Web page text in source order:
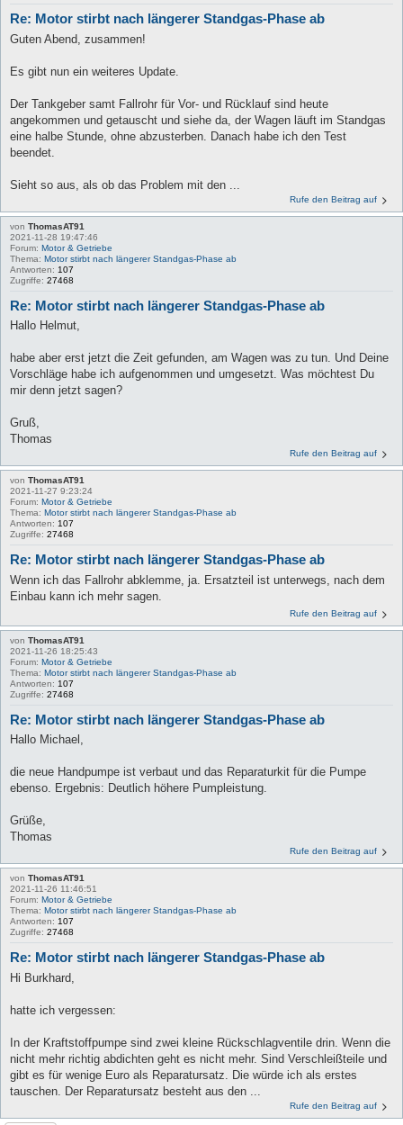
Re: Motor stirbt nach längerer Standgas-Phase ab
Guten Abend, zusammen!
Es gibt nun ein weiteres Update.
Der Tankgeber samt Fallrohr für Vor- und Rücklauf sind heute
angekommen und getauscht und siehe da, der Wagen läuft im Standgas
eine halbe Stunde, ohne abzusterben. Danach habe ich den Test
beendet.
Sieht so aus, als ob das Problem mit den ...
Rufe den Beitrag auf
von ThomasAT91
2021-11-28 19:47:46
Forum: Motor & Getriebe
Thema: Motor stirbt nach längerer Standgas-Phase ab
Antworten: 107
Zugriffe: 27468
Re: Motor stirbt nach längerer Standgas-Phase ab
Hallo Helmut,
habe aber erst jetzt die Zeit gefunden, am Wagen was zu tun. Und Deine
Vorschläge habe ich aufgenommen und umgesetzt. Was möchtest Du
mir denn jetzt sagen?
Gruß,
Thomas
Rufe den Beitrag auf
von ThomasAT91
2021-11-27 9:23:24
Forum: Motor & Getriebe
Thema: Motor stirbt nach längerer Standgas-Phase ab
Antworten: 107
Zugriffe: 27468
Re: Motor stirbt nach längerer Standgas-Phase ab
Wenn ich das Fallrohr abklemme, ja. Ersatzteil ist unterwegs, nach dem
Einbau kann ich mehr sagen.
Rufe den Beitrag auf
von ThomasAT91
2021-11-26 18:25:43
Forum: Motor & Getriebe
Thema: Motor stirbt nach längerer Standgas-Phase ab
Antworten: 107
Zugriffe: 27468
Re: Motor stirbt nach längerer Standgas-Phase ab
Hallo Michael,
die neue Handpumpe ist verbaut und das Reparaturkit für die Pumpe
ebenso. Ergebnis: Deutlich höhere Pumpleistung.
Grüße,
Thomas
Rufe den Beitrag auf
von ThomasAT91
2021-11-26 11:46:51
Forum: Motor & Getriebe
Thema: Motor stirbt nach längerer Standgas-Phase ab
Antworten: 107
Zugriffe: 27468
Re: Motor stirbt nach längerer Standgas-Phase ab
Hi Burkhard,
hatte ich vergessen:
In der Kraftstoffpumpe sind zwei kleine Rückschlagventile drin. Wenn die
nicht mehr richtig abdichten geht es nicht mehr. Sind Verschleißteile und
gibt es für wenige Euro als Reparatursatz. Die würde ich als erstes
tauschen. Der Reparatursatz besteht aus den ...
Rufe den Beitrag auf